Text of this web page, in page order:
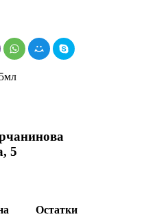
5
Остатки